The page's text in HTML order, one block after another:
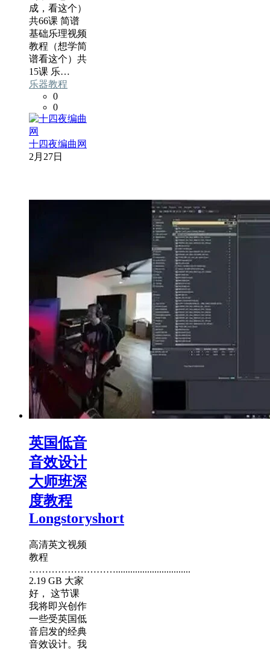
成，看这个）
共66课 简谱
基础乐理视频
教程（想学简
谱看这个）共
15课 乐…
乐器教程
0
0
十四夜编曲网
2月27日
英国低音
音效设计
大师班深
度教程
Longstoryshort
高清英文视频
教程
………………………...............................
2.19 GB 大家
好， 这节课
我将即兴创作
一些受英国低
音启发的经典
音效设计。我